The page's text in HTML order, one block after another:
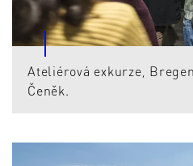
Ateliérová exkurze,
Čeněk.